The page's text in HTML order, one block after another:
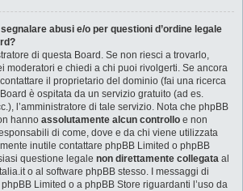
abusi e/o per questioni d’ordine legale
di questa Board. Se non riesci a trovarlo,
moderatori e chiedi a chi puoi rivolgerti. Se ancora
il proprietario del dominio (fai una ricerca
è ospitata da un servizio gratuito (ad es.
l’amministratore di tale servizio. Nota che phpBB
hanno assolutamente alcun controllo e non
di come, dove e da chi viene utilizzata
inutile contattare phpBB Limited o phpBB
questione legale non direttamente collegata al
o al software phpBB stesso. I messaggi di
Limited o a phpBB Store riguardanti l’uso da